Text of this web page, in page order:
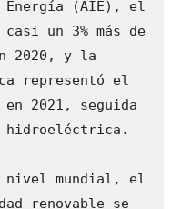
Energía (AIE), el
un 3% más de
2020, y la
representó el
2021, seguida
hidroeléctrica.
nivel mundial, el
renovable se